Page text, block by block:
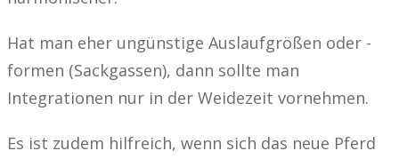
Hat man eher ungünstige Auslaufgrößen oder -
formen (Sackgassen), dann sollte man
Integrationen nur in der Weidezeit vornehmen.
Es ist zudem hilfreich, wenn sich das neue Pferd